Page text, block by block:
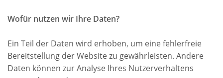
Wofür nutzen wir Ihre Daten?
Ein Teil der Daten wird erhoben, um eine fehlerfreie
Bereitstellung der Website zu gewährleisten. Andere
Daten können zur Analyse Ihres Nutzerverhaltens